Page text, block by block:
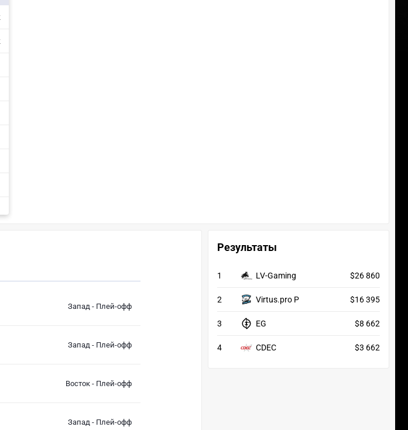
Запад - Плей-офф
Запад - Плей-офф
Восток - Плей-офф
Запад - Плей-офф
Результаты
1 LV-Gaming $26 860
2 Virtus.pro P $16 395
3 EG $8 662
4 CDEC $3 662